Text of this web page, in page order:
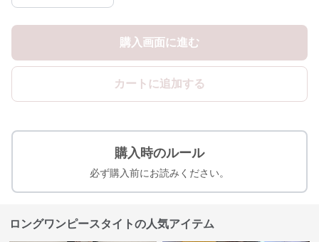
購入画面に進む
カートに追加する
購入時のルール
必ず購入前にお読みください。
ロングワンピースタイトの人気アイテム